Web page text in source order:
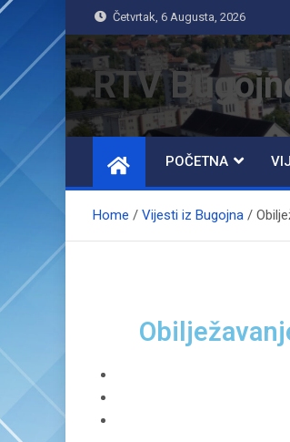
Četvrtak, 6 Augusta, 2026
RTV
POČETNA
Home Vijesti iz Bugojna